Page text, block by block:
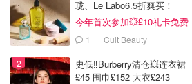
珑、Le Labo6.5折爽买！
今年首次参加💥£10礼卡免费
拿 1 Cult Beauty
史低‼️Burberry清仓💥连衣裙
£45 围巾£152 大衣£243